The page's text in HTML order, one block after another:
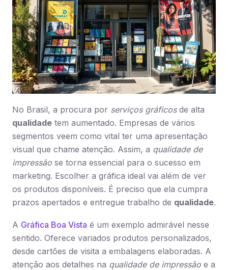
No Brasil, a procura por serviços gráficosde alta
qualidade tem aumentado. Empresas de vários
segmentos veem como vital ter uma apresentação
visual que chame atenção. Assim, a qualidade de
impressão se torna essencial para o sucesso em
marketing. Escolher a gráfica ideal vai além de ver
os produtos disponíveis. É preciso que ela cumpra
prazos apertados e entregue trabalho de qualidade.
A Gráfica Boa Vista é um exemplo admirável nesse
sentido. Oferece variados produtos personalizados,
desde cartões de visita a embalagens elaboradas. A
atenção aos detalhes na qualidade de impressão e a